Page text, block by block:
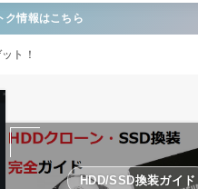
ク情報はこちら
ト！
HDD/SSD換装ガイド